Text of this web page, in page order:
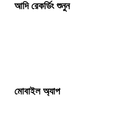
আদি রেকর্ডিং শুনুন
মোবাইল অ্যাপ